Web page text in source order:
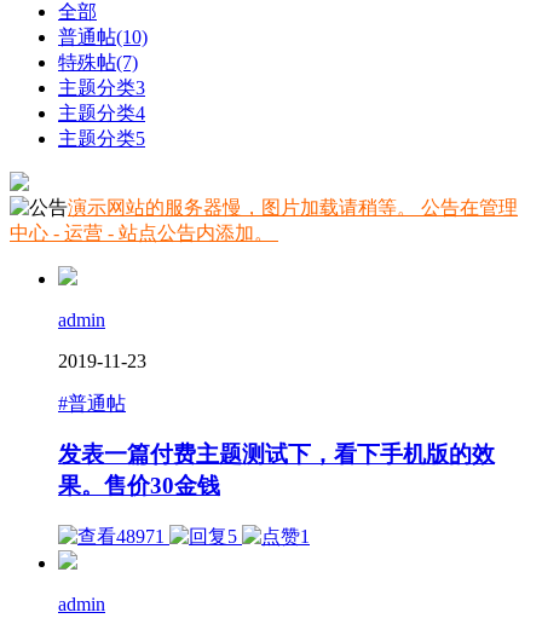
全部
普通帖(10)
特殊帖(7)
主题分类3
主题分类4
主题分类5
演示网站的服务器慢，图片加载请稍等。 公告在管理
中心 - 运营 - 站点公告内添加。
admin
2019-11-23
#普通帖
发表一篇付费主题测试下，看下手机版的效
果。 售价30金钱
48971 5 1
admin